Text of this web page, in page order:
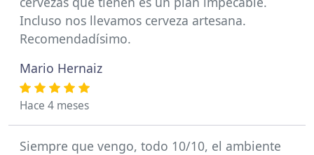
Incluso nos llevamos cerveza artesana.
Recomendadísimo.
Mario Hernaiz
Hace 4 meses
Siempre que vengo, todo 10/10, el ambiente